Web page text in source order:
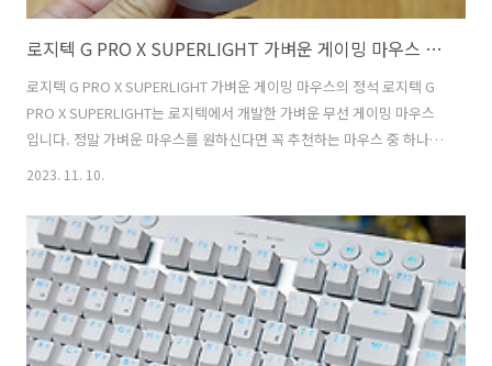
로지텍 G PRO X SUPERLIGHT 가벼운 게이밍 마우스 슈퍼라이트로 승리를 향해
로지텍 G PRO X SUPERLIGHT 가벼운 게이밍 마우스의 정석 로지텍 G
PRO X SUPERLIGHT는 로지텍에서 개발한 가벼운 무선 게이밍 마우스
입니다. 정말 가벼운 마우스를 원하신다면 꼭 추천하는 마우스 중 하나입
니다. 63g 울트라 초경량 설계로 제작되었습니다. 기존의 PRO 무선 마
스는 손목의 무리가 가지 않고 장시간 게임에서 지치지 않고 캐릭터를 컨
트롤 할 수 있습니다. 그래서 로지텍 G PRO X SUPERLIGHT는상당히 유
리한 게이밍 마우스입니다. 로지텍만의 LIGHTSPEED 무선 기술을 사용
하여 뛰어난 반응속도와 끊기지 않는 연결 속도를 제공합니다. 그래서 로
지텍의 게이밍기어의 무선 키보드/마우스로 선 없는 ..
2023. 11. 10.